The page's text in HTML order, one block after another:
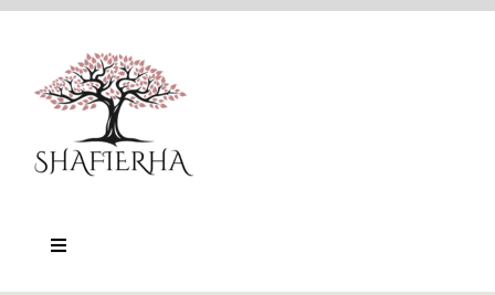
Ga
Toggle